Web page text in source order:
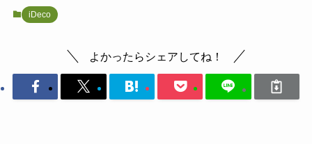
iDeco
よかったらシェアしてね！